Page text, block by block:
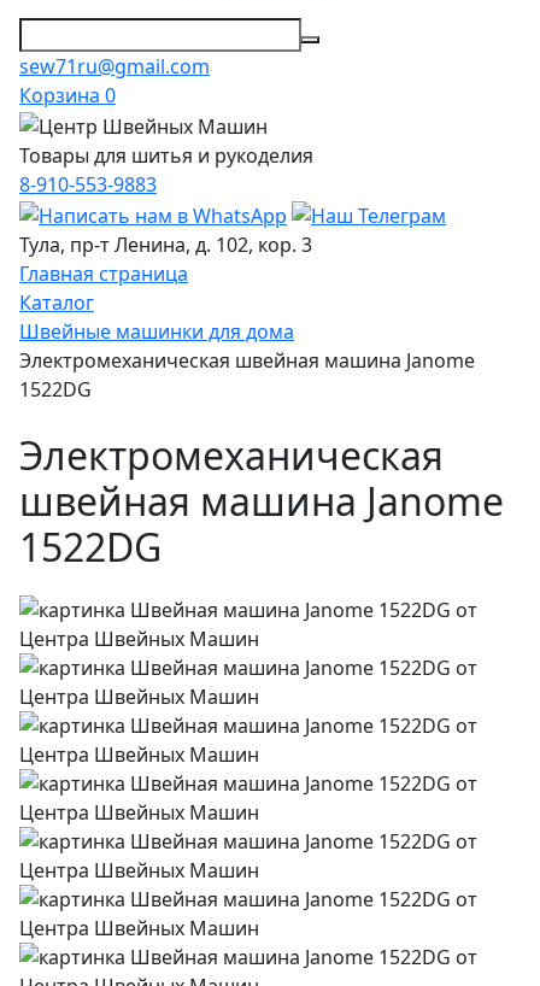
sew71ru@gmail.com
Корзина 0
Товары для шитья и рукоделия
8-910-553-9883
Тула, пр-т Ленина, д. 102, кор. 3
Главная страница
Каталог
Швейные машинки для дома
Электромеханическая швейная машина Janome
1522DG
Электромеханическая
швейная машина Janome
1522DG